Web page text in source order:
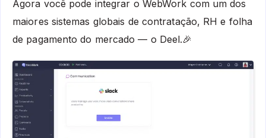
Agora você pode integrar o WebWork com um dos
maiores sistemas globais de contratação, RH e folha
de pagamento do mercado — o Deel.🎉